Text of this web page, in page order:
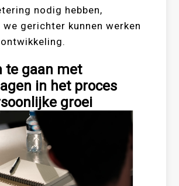
nodig hebben,
gerichter kunnen werken
te gaan met
in het proces
groei